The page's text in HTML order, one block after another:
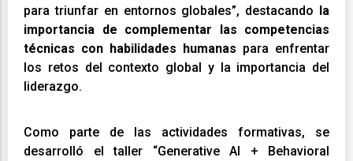
para triunfar en entornos globales”, destacando la
importancia de complementar las competencias
técnicas con habilidades humanas para enfrentar
los retos del contexto global y la importancia del
liderazgo.
Como parte de las actividades formativas, se
desarrolló el taller “Generative AI + Behavioral